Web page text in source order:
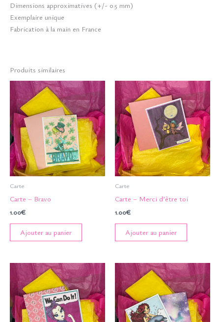
Dimensions approximatives (+/- 0.5 mm)
Exemplaire unique
Fabrication à la main en France
Produits similaires
Carte
Carte – Bravo
1.00€
Ajouter au panier
Carte
Carte – Merci d’être toi
1.00€
Ajouter au panier